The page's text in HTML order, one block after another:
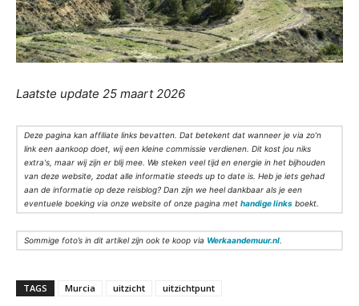
Laatste update 25 maart 2026
Deze pagina kan affiliate links bevatten. Dat betekent dat wanneer je via zo’n
link een aankoop doet, wij een kleine commissie verdienen. Dit kost jou niks
extra's, maar wij zijn er blij mee. We steken veel tijd en energie in het bijhouden
van deze website, zodat alle informatie steeds up to date is. Heb je iets gehad
aan de informatie op deze reisblog? Dan zijn we heel dankbaar als je een
eventuele boeking via onze website of onze pagina met handige links boekt.
Sommige foto’s in dit artikel zijn ook te koop via Werkaandemuur.nl
TAGS Murcia uitzicht uitzichtpunt